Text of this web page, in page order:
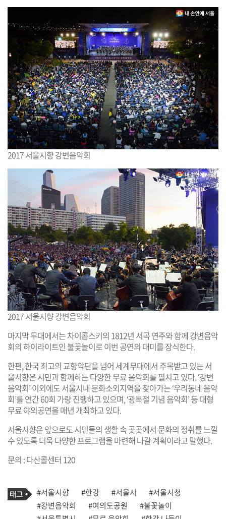
2017 서울시향 강변음악회
2017 서울시향 강변음악회
마지막 무대에서는 차이콥스키의 1812년 서곡 연주와 함께 강변음악
회의 하이라이트인 불꽃놀이로 이번 공연의 대미를 장식한다.
한편, 한국 최고의 교향악단을 넘어 세계무대에서 주목받고 있는 서
울시향은 시민과 함께하는 다양한 무료 음악회를 펼치고 있다. ‘강변
음악회’ 이외에도 서울시내 문화소외지역을 찾아가는 ‘우리동네 음악
회’를 연간 60회 가량 진행하고 있으며, ‘광복절 기념 음악회’ 등 대형
무료 야외공연을 매년 개최하고 있다.
서울시향은 앞으로도 시민들의 생활 속 곳곳에서 문화의 정취를 느낄
수 있도록 더욱 다양한 프로그램을 마련해 나갈 계획이라고 말했다.
문의 : 다산콜센터 120
기
사
관
련
태
그
#서울시향 #한강 #서울시
#서울시청
#강변음악회
#여의도공원
#불꽃놀이